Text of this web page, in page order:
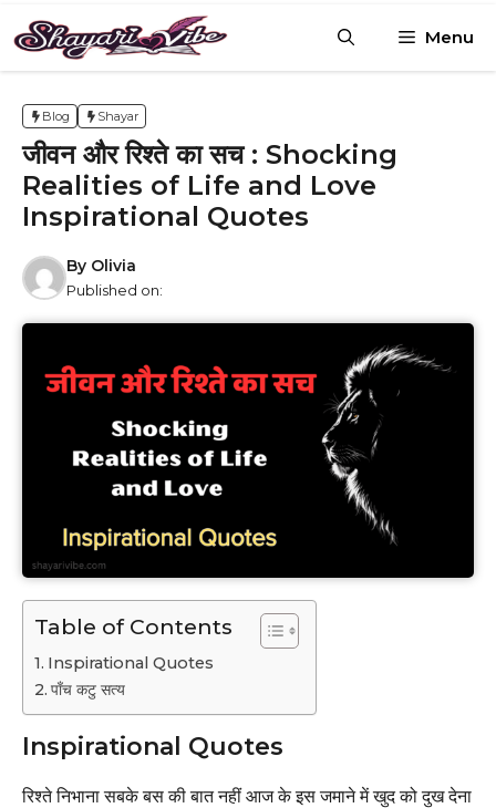
Skip
to
content
Menu
Blog Shayar
जीवन और रिश्ते का सच : Shocking
Realities of Life and Love
Inspirational Quotes
By Olivia
Published on:
Table of Contents
Inspirational Quotes
पाँच कटु सत्य
Inspirational Quotes
रिश्ते निभाना सबके बस की बात नहीं आज के इस जमाने में खुद को दुख देना